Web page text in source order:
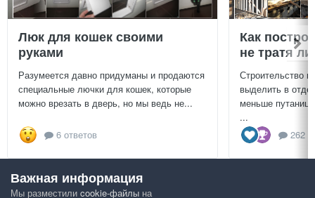
Люк для кошек своими
руками
Разумеется давно придуманы и продаются
специальные лючки для кошек, которые
можно врезать в дверь, но мы ведь не...
6 ответов
Как
не тратя
Строительство
выделить в
меньше
...
262
Посмотреть всё
Важная информация
Мы разместили cookie-файлы на